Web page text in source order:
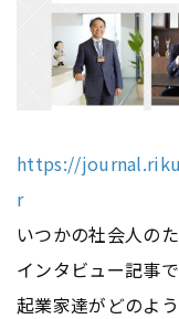
https://
r
いつかの社会人の
インタビュー記事で
起業家達がどのよ